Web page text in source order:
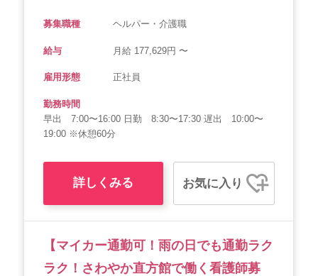
募集職種 ヘルパー・介護職
給与 月給 177,629円 〜
雇用形態 正社員
勤務時間
早出 7:00〜16:00 日勤 8:30〜17:30 遅出 10:00〜
19:00 ※休憩60分
詳しくみる お気に入り
【マイカー通勤可！雨の日でも通勤ラク
ラク！さわやか直方館で働く看護師募